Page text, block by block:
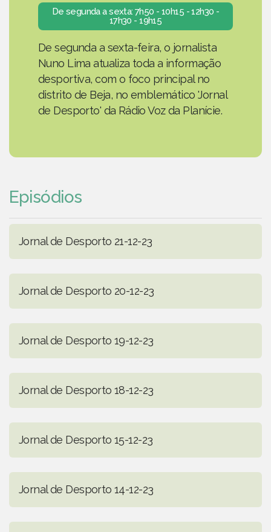
De segunda a sexta: 7h50 - 10h15 - 12h30 -
17h30 - 19h15
De segunda a sexta-feira, o jornalista
Nuno Lima atualiza toda a informação
desportiva, com o foco principal no
distrito de Beja, no emblemático 'Jornal
de Desporto' da Rádio Voz da Planície.
Episódios
Jornal de Desporto 21-12-23
Jornal de Desporto 20-12-23
Jornal de Desporto 19-12-23
Jornal de Desporto 18-12-23
Jornal de Desporto 15-12-23
Jornal de Desporto 14-12-23